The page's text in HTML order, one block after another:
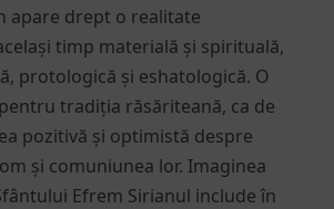
apare drept o realitate
timp materială și spirituală,
protologică și eshatologică. O
tradiția răsăriteană, ca de
pozitivă și optimistă despre
și comuniunea lor. Imaginea
Efrem Sirianul include în